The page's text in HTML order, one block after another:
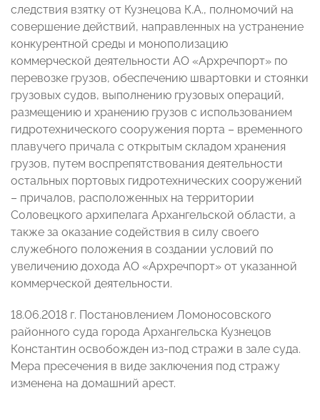
следствия взятку от Кузнецова К.А., полномочий на
совершение действий, направленных на устранение
конкурентной среды и монополизацию
коммерческой деятельности АО «Архречпорт» по
перевозке грузов, обеспечению швартовки и стоянки
грузовых судов, выполнению грузовых операций,
размещению и хранению грузов с использованием
гидротехнического сооружения порта – временного
плавучего причала с открытым складом хранения
грузов, путем воспрепятствования деятельности
остальных портовых гидротехнических сооружений
– причалов, расположенных на территории
Соловецкого архипелага Архангельской области, а
также за оказание содействия в силу своего
служебного положения в создании условий по
увеличению дохода АО «Архречпорт» от указанной
коммерческой деятельности.
18.06.2018 г. Постановлением Ломоносовского
районного суда города Архангельска Кузнецов
Константин освобожден из-под стражи в зале суда.
Мера пресечения в виде заключения под стражу
изменена на домашний арест.